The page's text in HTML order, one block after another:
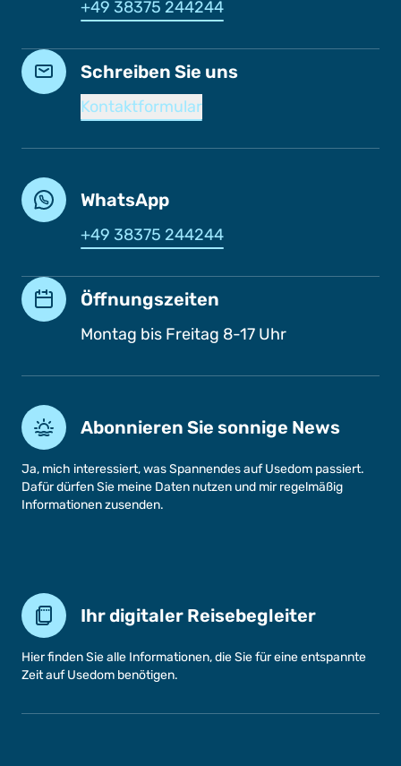
+49 38375 244244
Schreiben Sie uns
Kontaktformular
WhatsApp
+49 38375 244244
Öffnungszeiten
Montag bis Freitag 8-17 Uhr
Abonnieren Sie sonnige News
Ja, mich interessiert, was Spannendes auf Usedom passiert.
Dafür dürfen Sie meine Daten nutzen und mir regelmäßig
Informationen zusenden.
Ihr digitaler Reisebegleiter
Hier finden Sie alle Informationen, die Sie für eine entspannte
Zeit auf Usedom benötigen.